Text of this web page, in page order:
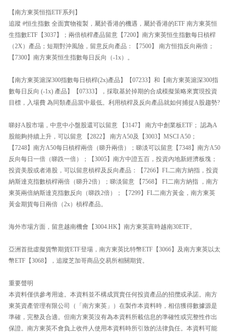
【南方東英恒指ETF系列】
追蹤 #恒生指數 全面實物複製，屬於香港的機遇，屬於香港的ETF 南方東英恒
生指數ETF【3037】；兩倍槓桿產品留意【7200】南方東英恒生指數每日槓桿
（2X）產品；短期對沖風險，留意反向產品：【7500】 南方恒指反向兩倍；
【7300】南方東英恒生指數每日反向（-1x）。
【南方東英滬深300指數每日槓桿(2x)產品】【07233】和【南方東英滬深300指
數每日反向 (-1x) 產品】【07333】，採取基於掉期的合成模擬策略來實現投資
目標，入場費 為同類產品當中最低。利用槓桿及反向產品就如何捕捉A股趨勢?
睇好A股市場，中意中小盤股還可以留意 【3147】 南方中創業板ETF； 認為A
股能夠持續上升，可以留意 【2822】 南方A50及【3003】MSCI A50；
【7248】南方A50每日槓桿兩倍（睇升兩倍）；睇淡可以留意【7348】南方A50
反向每日一倍（睇跌一倍）；【3005】南方中證五百，投資內地新經濟板塊；
投資美股或者港股，可以留意槓桿及反向產品：【7266】FL二南方納指，投資
納斯達克指數槓桿兩倍（睇升2倍）；睇淡留意 【7568】 FI二南方納指 ，南方
東英兩倍納斯達克指數反向（睇跌2倍）；【7299】FL二南方黃金，南方東英
黃金期貨每日兩倍（2x）槓桿產品。
海外市場方面，留意越南機會【3004.HK】南方東英富時越南30ETF。
亞洲首批虛擬貨幣期貨ETF登場，南方東英比特幣ETF【3066】及南方東英以太
幣ETF【3068】，追蹤芝加哥商品交易所相關期貨。
重要聲明
本資料僅供參考用途。本資料並不構成買賣任何投資產品的招攬或承諾。南方
東英資產管理有限公司（「南方東英」）在製作本資料時，相信獲得數據源是
準確，完整及合適。但南方東英沒有為本資料所載信息的準確性或完整性作出
保證。南方東英不會負上收件人使用本資料時所引致的法律負任。本資料可能